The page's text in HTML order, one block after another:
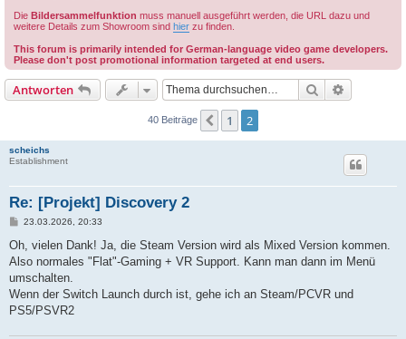
Die Bildersammelfunktion muss manuell ausgeführt werden, die URL dazu und
weitere Details zum Showroom sind hier zu finden.
This forum is primarily intended for German-language video game developers.
Please don't post promotional information targeted at end users.
Antworten Suche
40 Beiträge Vorherige
1 2
scheichs
Establishment
Re: [Projekt] Discovery 2
B
i
r
a
23.03.2026, 20:33
Oh, vielen Dank! Ja, die Steam Version wird als Mixed Version kommen.
Also normales "Flat"-Gaming + VR Support. Kann man dann im Menü
umschalten.
Wenn der Switch Launch durch ist, gehe ich an Steam/PCVR und
PS5/PSVR2